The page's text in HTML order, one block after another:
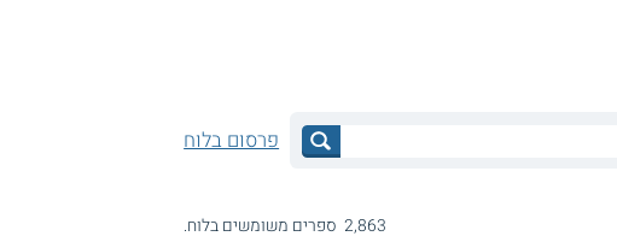
פרסום בלוח
2,863 ספרים משומשים בלוח.